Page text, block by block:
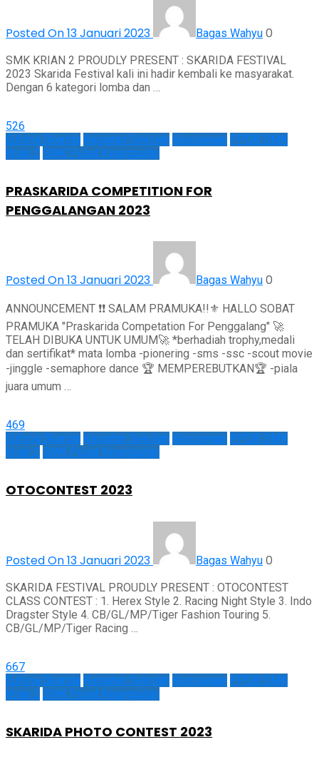
Posted On 13 Januari 2023 Bagas Wahyu 0
SMK KRIAN 2 PROUDLY PRESENT : SKARIDA FESTIVAL
2023 Skarida Festival kali ini hadir kembali ke masyarakat.
Dengan 6 kategori lomba dan …
526
Euforia Skarida Kegiatan Sekolah Kesiswaan PPDB SMK
Krian 2 SMK Pusat Keunggulan
PRASKARIDA COMPETITION FOR
PENGGALANGAN 2023
Posted On 13 Januari 2023 Bagas Wahyu 0
ANNOUNCEMENT ❗❗ SALAM PRAMUKA!!⚜️ HALLO SOBAT
PRAMUKA "Praskarida Competation For Penggalang" 🚀
TELAH DIBUKA UNTUK UMUM🚀 *berhadiah trophy,medali
dan sertifikat* mata lomba -pionering -sms -ssc -scout movie
-jinggle -semaphore dance 🏆 MEMPEREBUTKAN🏆 -piala
juara umum …
469
Euforia Skarida Kegiatan Sekolah Kesiswaan PPDB SMK
Krian 2 SMK Pusat Keunggulan
OTOCONTEST 2023
Posted On 13 Januari 2023 Bagas Wahyu 0
SKARIDA FESTIVAL PROUDLY PRESENT : OTOCONTEST
CLASS CONTEST : 1. Herex Style 2. Racing Night Style 3. Indo
Dragster Style 4. CB/GL/MP/Tiger Fashion Touring 5.
CB/GL/MP/Tiger Racing …
667
Euforia Skarida Kegiatan Sekolah Kesiswaan PPDB SMK
Krian 2 SMK Pusat Keunggulan
SKARIDA PHOTO CONTEST 2023